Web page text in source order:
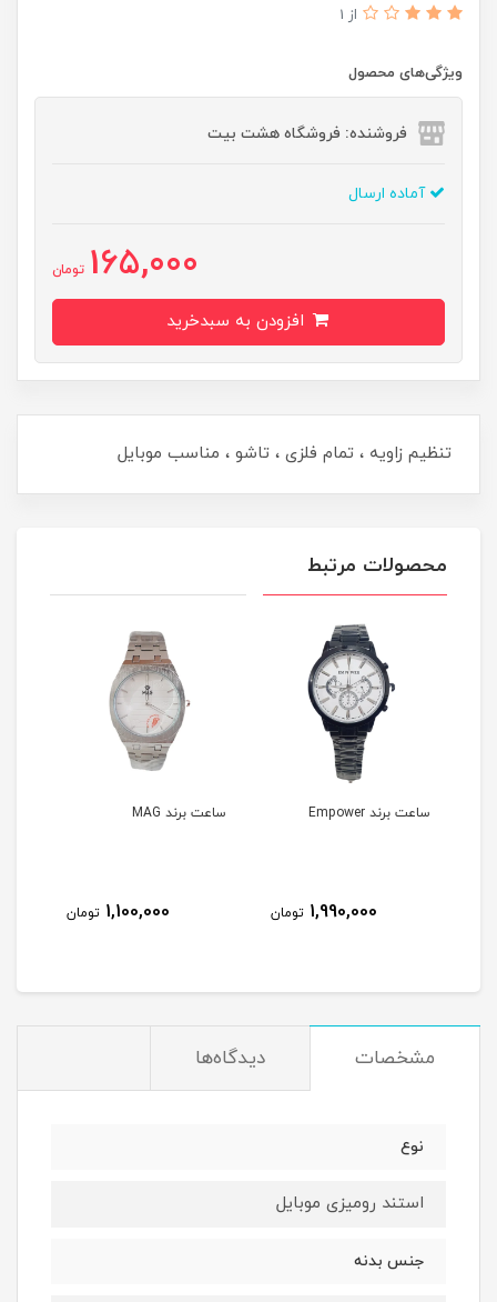
از 1
ویژگی‌های محصول
فروشنده: فروشگاه هشت بیت
آماده ارسال
165,000 تومان
تنظیم زاویه ، تمام فلزی ، تاشو ، مناسب موبایل
محصولات مرتبط
ساعت برند Empower
1,990,000 تومان
ساعت برند MAG
1,100,000 تومان
مشخصات دیدگاه‌ها
نوع
استند رومیزی موبایل
جنس بدنه